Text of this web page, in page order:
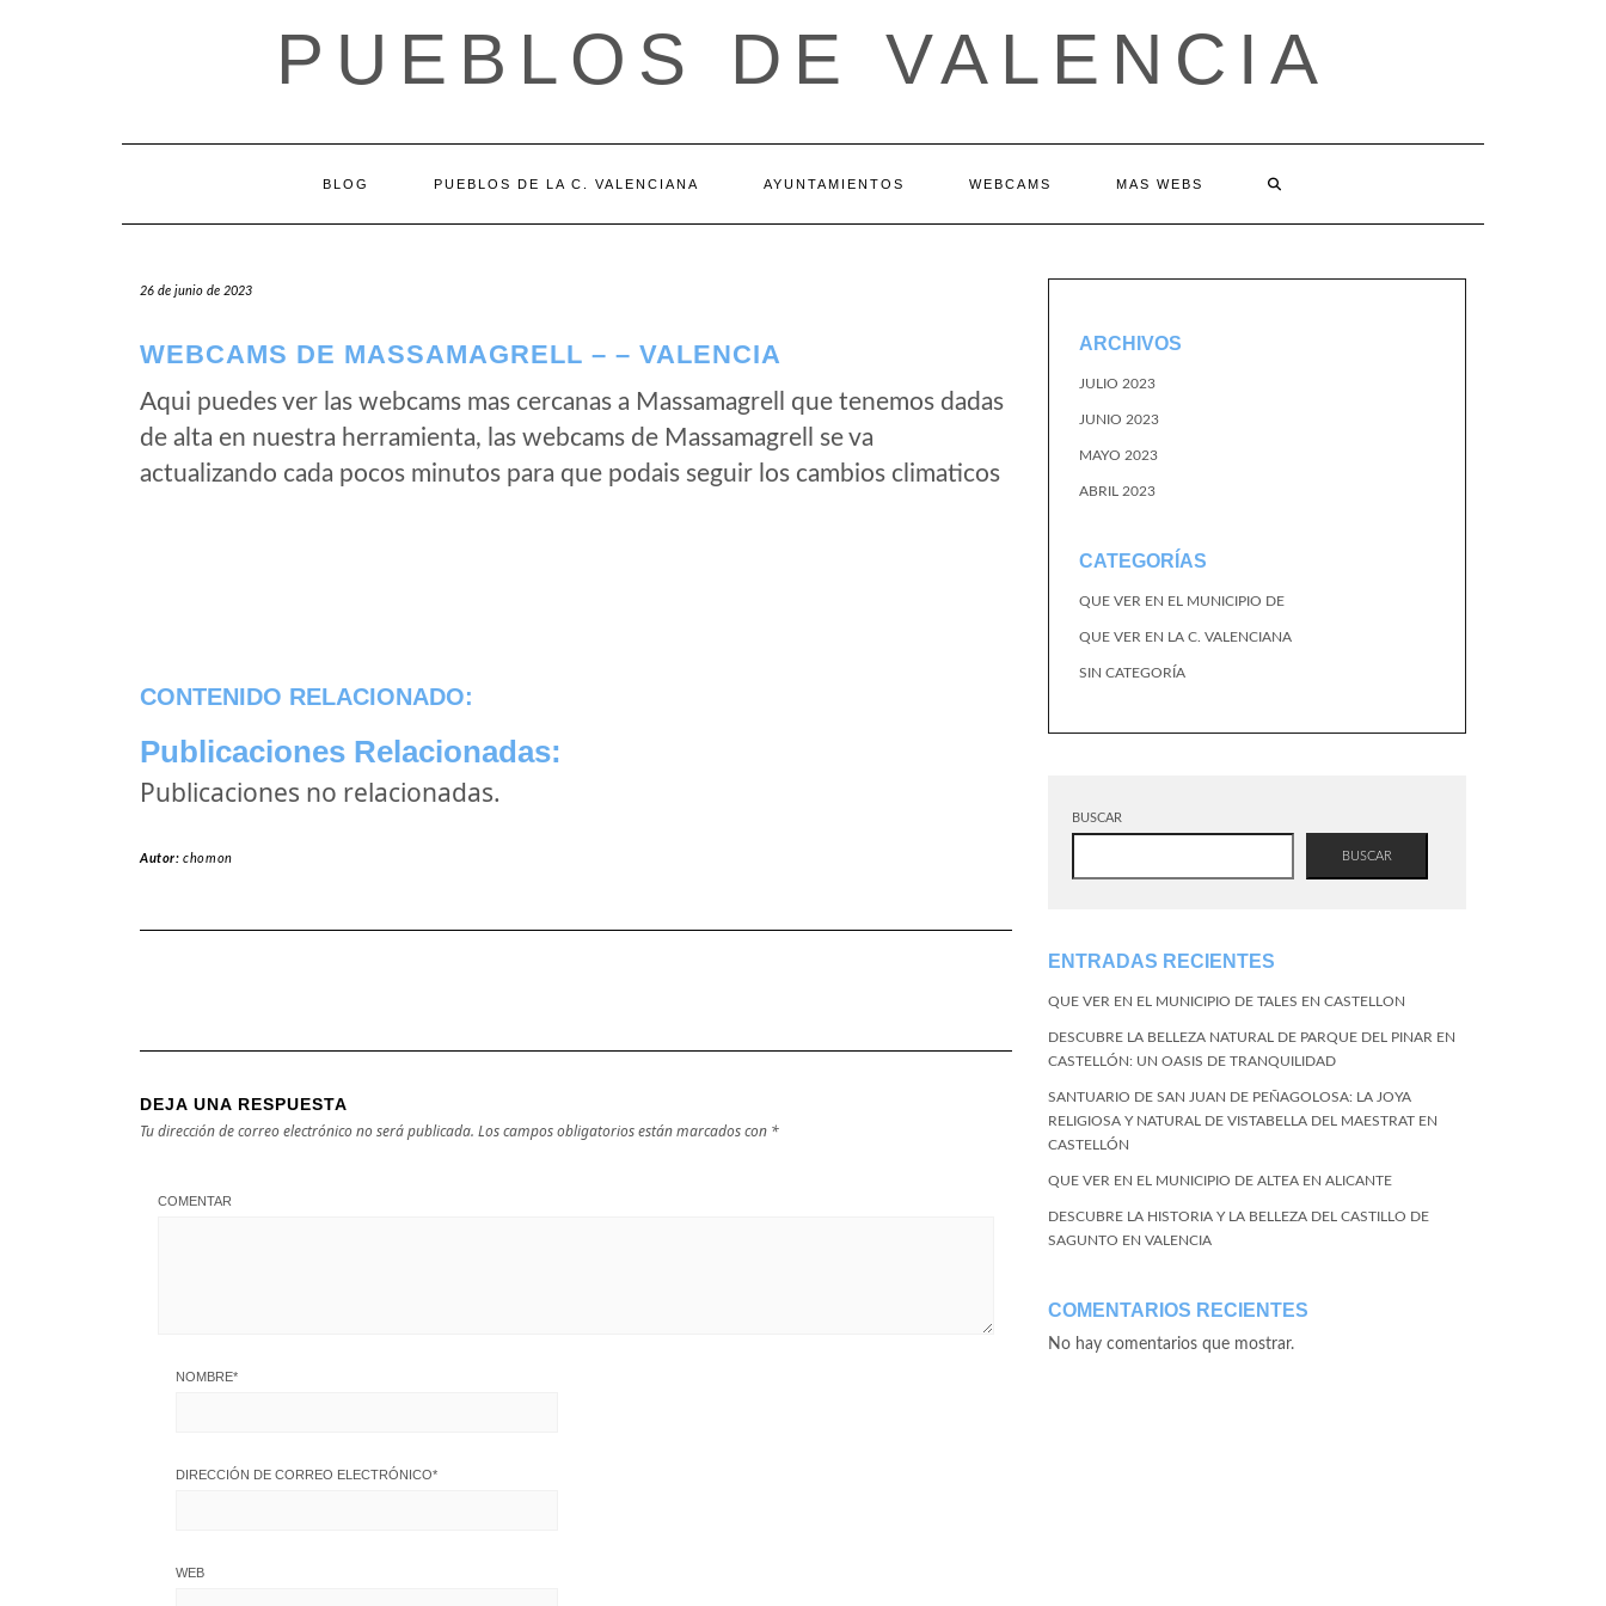
PUEBLOS DE VALENCIA
BLOG PUEBLOS DE LA C. VALENCIANA AYUNTAMIENTOS WEBCAMS MAS WEBS
26 de junio de 2023
WEBCAMS DE MASSAMAGRELL – – VALENCIA
Aqui puedes ver las webcams mas cercanas a Massamagrell que tenemos dadas
de alta en nuestra herramienta, las webcams de Massamagrell se va
actualizando cada pocos minutos para que podais seguir los cambios climaticos
CONTENIDO RELACIONADO:
Publicaciones Relacionadas:
Publicaciones no relacionadas.
Autor:chomon
DEJA UNA RESPUESTA
Tu dirección de correo electrónico no será publicada. Los campos obligatorios están marcados con *
COMENTAR
NOMBRE*
DIRECCIÓN DE CORREO ELECTRÓNICO*
WEB
ARCHIVOS
JULIO 2023
JUNIO 2023
MAYO 2023
ABRIL 2023
CATEGORÍAS
QUE VER EN EL MUNICIPIO DE
QUE VER EN LA C. VALENCIANA
SIN CATEGORÍA
BUSCAR
BUSCAR
ENTRADAS RECIENTES
QUE VER EN EL MUNICIPIO DE TALES EN CASTELLON
DESCUBRE LA BELLEZA NATURAL DE PARQUE DEL PINAR EN
CASTELLÓN: UN OASIS DE TRANQUILIDAD
SANTUARIO DE SAN JUAN DE PEÑAGOLOSA: LA JOYA
RELIGIOSA Y NATURAL DE VISTABELLA DEL MAESTRAT EN
CASTELLÓN
QUE VER EN EL MUNICIPIO DE ALTEA EN ALICANTE
DESCUBRE LA HISTORIA Y LA BELLEZA DEL CASTILLO DE
SAGUNTO EN VALENCIA
COMENTARIOS RECIENTES
No hay comentarios que mostrar.